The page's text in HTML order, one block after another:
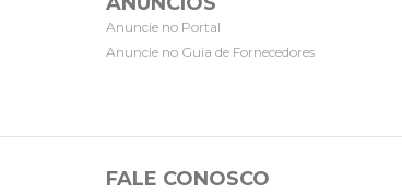
Anuncie no Portal
Anuncie no Guia de Fornecedores
FALE CONOSCO